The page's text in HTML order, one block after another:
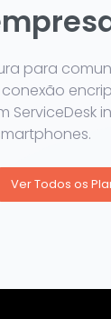
para
Ver Todos os